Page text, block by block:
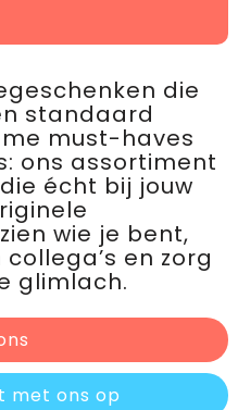
die
standaard
must-haves
ons assortiment
écht bij jouw
wie je bent,
en zorg
glimlach.
met ons op